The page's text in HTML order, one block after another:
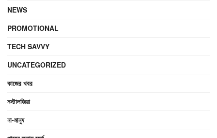
NEWS
PROMOTIONAL
TECH SAVVY
UNCATEGORIZED
কাজের খবর
নস্টালজিয়া
না-মানুষ